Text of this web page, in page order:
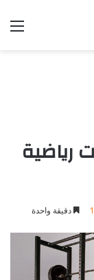
رياضية
دقيقة واحدة